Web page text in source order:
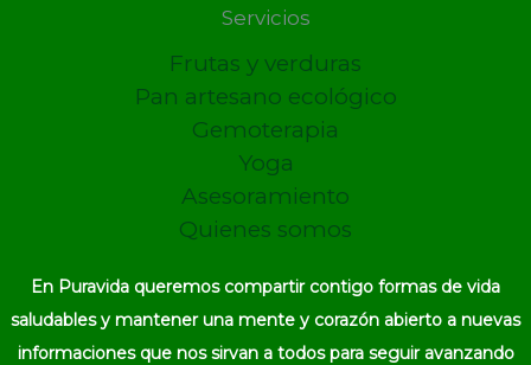
Servicios
Frutas y verduras
Pan artesano ecológico
Gemoterapia
Yoga
Asesoramiento
Quienes somos
En Puravida queremos compartir contigo formas de vida
saludables y mantener una mente y corazón abierto a nuevas
informaciones que nos sirvan a todos para seguir avanzando